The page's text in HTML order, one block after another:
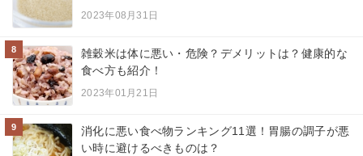
2023年08月31日
8
雑穀米は体に悪い・危険？デメリットは？健康的な
食べ方も紹介！
2023年01月21日
9
消化に悪い食べ物ランキング11選！胃腸の調子が悪
い時に避けるべきものは？